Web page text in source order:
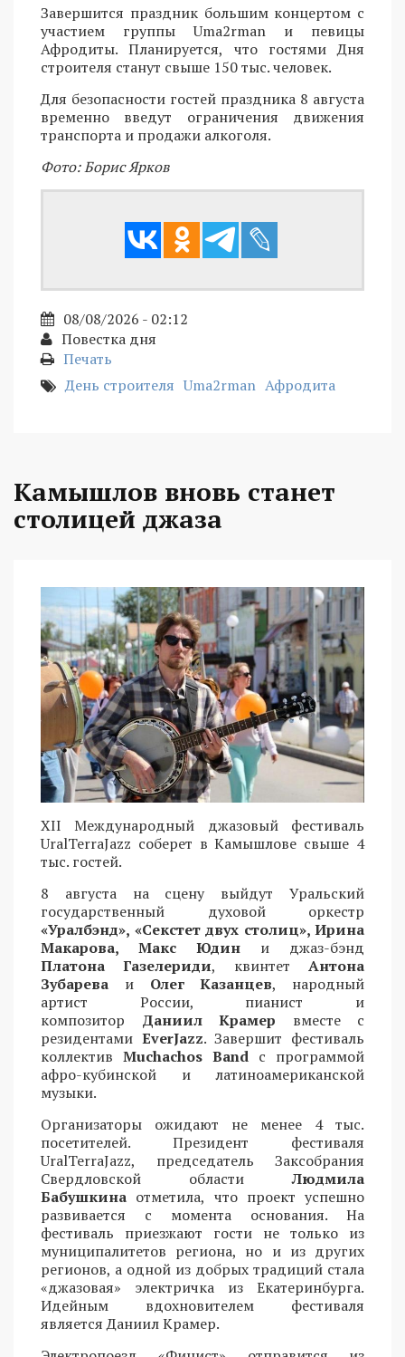
Завершится праздник большим концертом с
участием группы Uma2rman и певицы
Афродиты. Планируется, что гостями Дня
строителя станут свыше 150 тыс. человек.
Для безопасности гостей праздника 8 августа
временно введут ограничения движения
транспорта и продажи алкоголя.
Фото: Борис Ярков
08/08/2026 - 02:12
Повестка дня
Печать
День строителя Uma2rman Афродита
Камышлов вновь станет
столицей джаза
XII Международный джазовый фестиваль
UralTerraJazz соберет в Камышлове свыше 4
тыс. гостей.
8 августа на сцену выйдут Уральский
государственный духовой оркестр
«Уралбэнд», «Секстет двух столиц», Ирина
Макарова, Макс Юдин и джаз-бэнд
Платона Газелериди, квинтетАнтона
Зубарева и Олег Казанцев, народный
артист России, пианист и
композитор Даниил Крамер вместе с
резидентами EverJazz. Завершит фестиваль
коллектив Muchachos Band с программой
афро-кубинской и латиноамериканской
музыки.
Организаторы ожидают не менее 4 тыс.
посетителей. Президент фестиваля
UralTerraJazz, председатель Заксобрания
Свердловской областиЛюдмила
Бабушкина отметила, что проект успешно
развивается с момента основания. На
фестиваль приезжают гости не только из
муниципалитетов региона, но и из других
регионов, а одной из добрых традиций стала
«джазовая» электричка из Екатеринбурга.
Идейным вдохновителем фестиваля
является Даниил Крамер.